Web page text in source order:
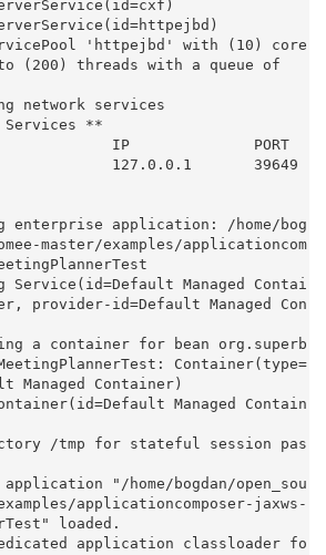
'httpejbd' with (10) core
(200) threads with a queue of
network services
Services **
IP              PORT
127.0.0.1       39649
enterprise application: /home/bog
master/examples/applicationcom
Service(id=Default Managed Contai
provider-id=Default Managed Con
a container for bean org.superb
Container(type=
Managed Container)
Managed Contain
/tmp for stateful session pas
"/home/bogdan/open_sou
applicationcomposer-jaxws-
loaded.
application classloader fo